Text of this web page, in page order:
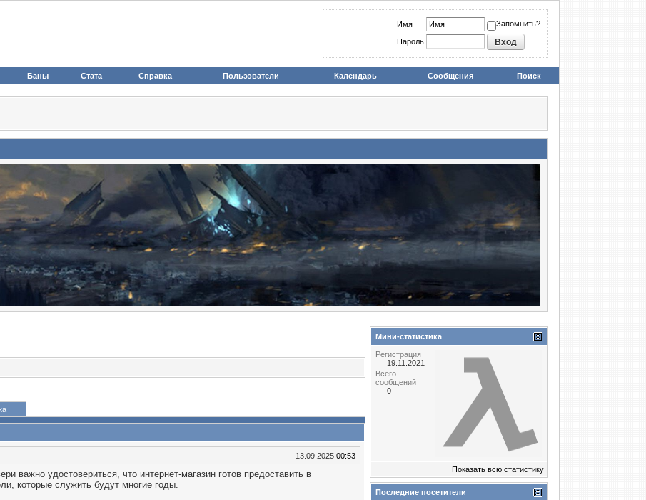
Имя Запомнить?
Пароль
Баны Стата Справка Пользователи Календарь Сообщения Поиск
13.09.2025 00:53
важно удостовериться, что интернет-магазин готов предоставить в
которые служить будут многие годы.
Мини-статистика
Регистрация
19.11.2021
Всего
сообщений
0
Показать всю статистику
Последние посетители